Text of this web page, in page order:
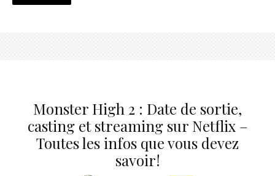
Monster High 2 : Date de sortie,
casting et streaming sur Netflix –
Toutes les infos que vous devez
savoir!